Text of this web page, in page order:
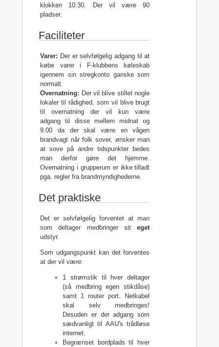
klokken 10:30. Der vil være 90
pladser.
Faciliteter
Varer: Der er selvfølgelig adgang til at
købe varer i F-klubbens køleskab
igennem sin stregkonto ganske som
normalt.
Overnatning: Der vil blive stillet nogle
lokaler til rådighed, som vil blive brugt
til overnatning der vil kun være
adgang til disse mellem midnat og
9.00 da der skal være en vågen
brandvagt når folk sover, ønsker man
at sove på andre tidspunkter bedes
man derfor gøre det hjemme.
Overnatning i grupperum er ikke tilladt
pga. regler fra brandmyndighederne.
Det praktiske
Det er selvfølgelig forventet at man
som deltager medbringer siteget
udstyr.
Som udgangspunkt kan det forventes
at der vil være:
1 strømstik til hver deltager
(så medbring egen stikdåse)
samt 1 router port. Netkabel
skal selv medbringes!
Desuden er der adgang som
sædvanligt til AAU's trådløse
internet.
Begrænset bordplads til hver